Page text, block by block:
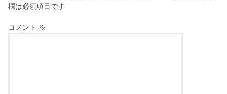
欄は必須項目です
コメント ※